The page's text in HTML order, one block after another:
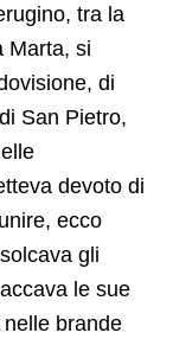
tra la
Marta, si
di
San Pietro,
devoto di
ecco
gli
le sue
brande